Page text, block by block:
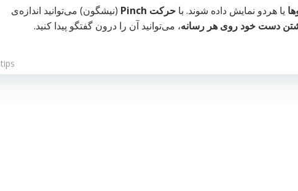
یا هردو نمایش داده شوند. با حرکت Pinch
(نیشگون) می‌توانید اندازه‌ی
دست خود روی هر رسانه، می‌توانید آن را درون گفتگو پیدا کنید.
tips